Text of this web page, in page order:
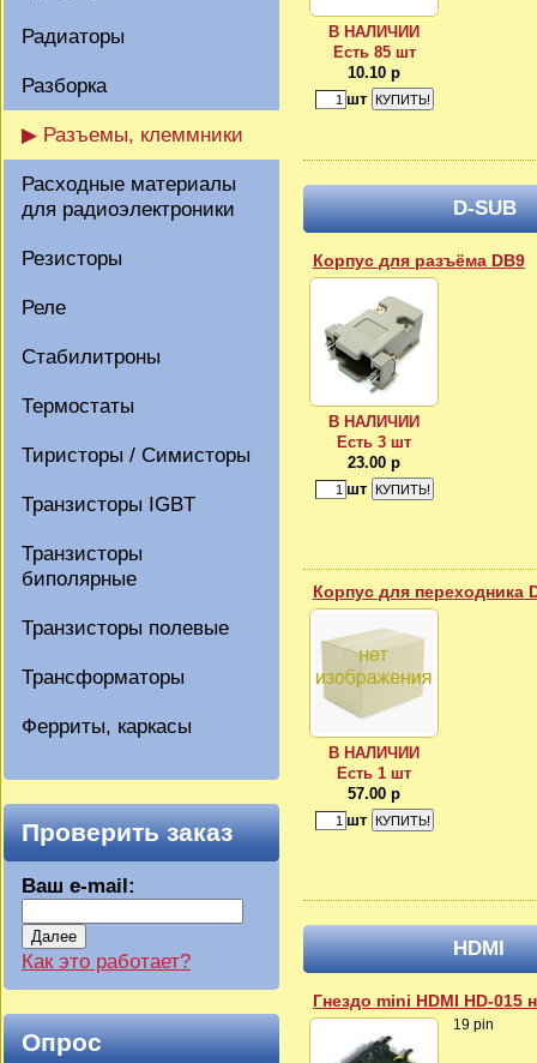
Радиаторы
Разборка
▶ Разъемы, клеммники
Расходные материалы
для радиоэлектроники
Резисторы
Реле
Стабилитроны
Термостаты
Тиристоры / Симисторы
Транзисторы IGBT
Транзисторы
биполярные
Транзисторы полевые
Трансформаторы
Ферриты, каркасы
Проверить заказ
Ваш e-mail:
Далее
Как это работает?
Опрос
В НАЛИЧИИ
Есть 85 шт
10.10 р
шт
D-SUB
Корпус для разъёма DB9
В НАЛИЧИИ
Есть 3 шт
23.00 р
шт
Корпус для переходника
В НАЛИЧИИ
Есть 1 шт
57.00 р
шт
HDMI
Гнездо mini HDMI HD-015
19 pin